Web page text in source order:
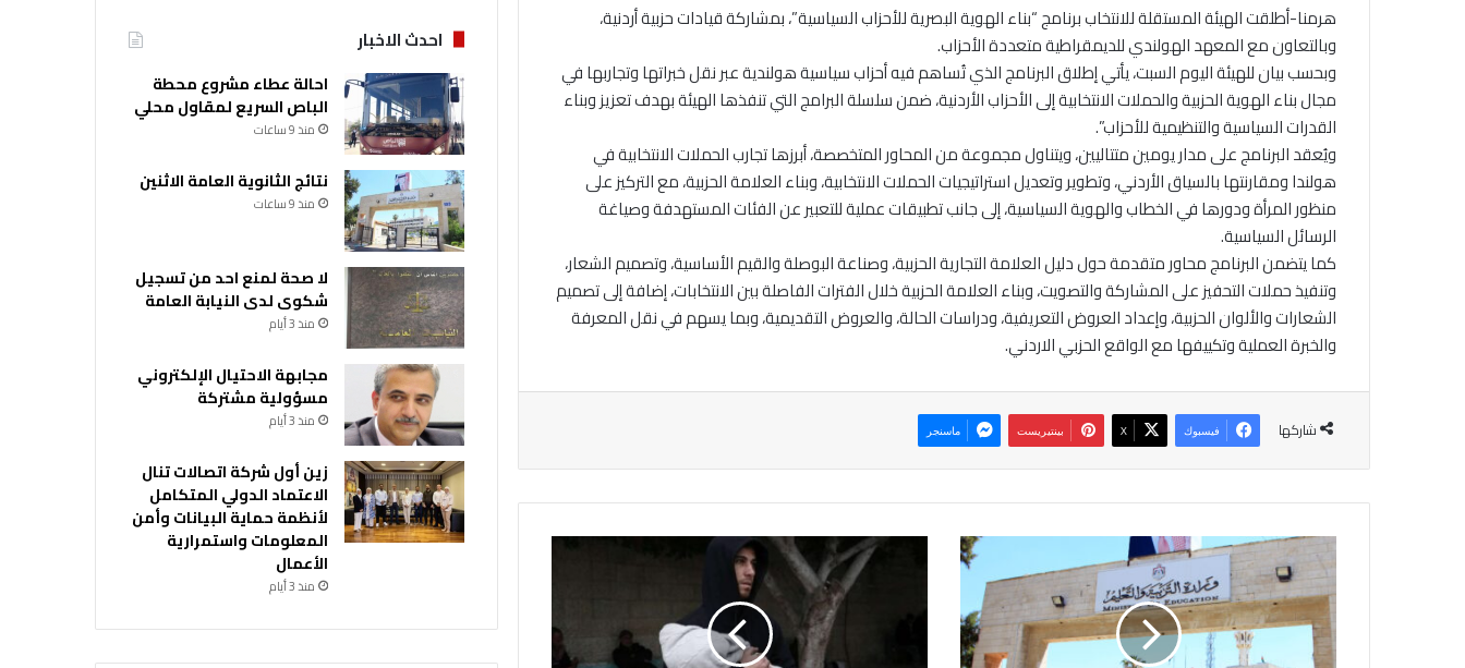
هرمنا-أطلقت الهيئة المستقلة للانتخاب برنامج “بناء الهوية البصرية للأحزاب السياسية”، بمشاركة قيادات حزبية أردنية،
وبالتعاون مع المعهد الهولندي للديمقراطية متعددة الأحزاب.
وبحسب بيان للهيئة اليوم السبت، يأتي إطلاق البرنامج الذي تُساهم فيه أحزاب سياسية هولندية عبر نقل خبراتها وتجاربها في
مجال بناء الهوية الحزبية والحملات الانتخابية إلى الأحزاب الأردنية، ضمن سلسلة البرامج التي تنفذها الهيئة بهدف تعزيز وبناء
القدرات السياسية والتنظيمية للأحزاب”.
ويُعقد البرنامج على مدار يومين متتاليين، ويتناول مجموعة من المحاور المتخصصة، أبرزها تجارب الحملات الانتخابية في
هولندا ومقارنتها بالسياق الأردني، وتطوير وتعديل استراتيجيات الحملات الانتخابية، وبناء العلامة الحزبية، مع التركيز على
منظور المرأة ودورها في الخطاب والهوية السياسية، إلى جانب تطبيقات عملية للتعبير عن الفئات المستهدفة وصياغة
الرسائل السياسية.
كما يتضمن البرنامج محاور متقدمة حول دليل العلامة التجارية الحزبية، وصناعة البوصلة والقيم الأساسية، وتصميم الشعار،
وتنفيذ حملات التحفيز على المشاركة والتصويت، وبناء العلامة الحزبية خلال الفترات الفاصلة بين الانتخابات، إضافة إلى تصميم
الشعارات والألوان الحزبية، وإعداد العروض التعريفية، ودراسات الحالة، والعروض التقديمية، وبما يسهم في نقل المعرفة
والخبرة العملية وتكييفها مع الواقع الحزبي الاردني.
شاركها فيسبوك ‫X بينتيريست ماسنجر
ا
ل
احدث الاخبار
احالة عطاء مشروع محطة
الباص السريع لمقاول محلي
منذ 9 ساعات
نتائج الثانوية العامة الاثنين
منذ 9 ساعات
لا صحة لمنع احد من تسجيل
شكوى لدى النيابة العامة
منذ 3 أيام
مجابهة الاحتيال الإلكتروني
مسؤولية مشتركة
منذ 3 أيام
زين أول شركة اتصالات تنال
الاعتماد الدولي المتكامل
لأنظمة حماية البيانات وأمن
المعلومات واستمرارية
الأعمال
منذ 3 أيام